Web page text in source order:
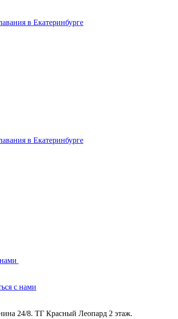
с нами
24/8. ТГ Красный Леопард 2 этаж.